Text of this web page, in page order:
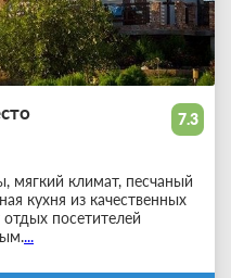
7.3
мягкий климат, песчаный
кухня из качественных
посетителей
...